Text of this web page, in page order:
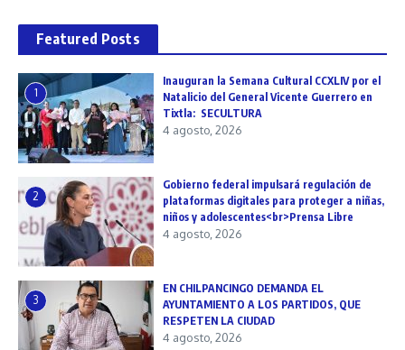
Featured Posts
1
Inauguran la Semana Cultural CCXLIV por el
Natalicio del General Vicente Guerrero en
Tixtla: SECULTURA
4 agosto, 2026
2
Gobierno federal impulsará regulación de
plataformas digitales para proteger a niñas,
niños y adolescentes<br>Prensa Libre
4 agosto, 2026
3
EN CHILPANCINGO DEMANDA EL
AYUNTAMIENTO A LOS PARTIDOS, QUE
RESPETEN LA CIUDAD
4 agosto, 2026